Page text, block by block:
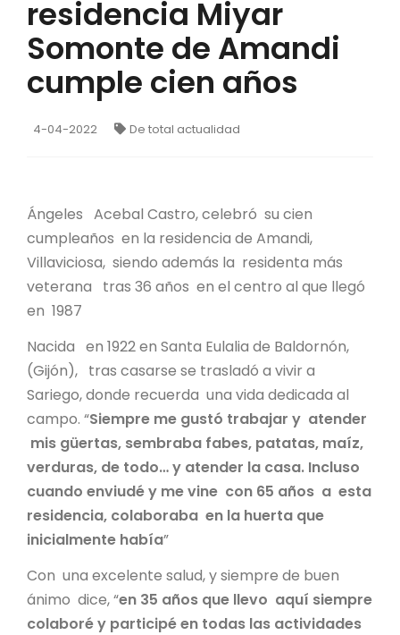
residencia Miyar
Somonte de Amandi
cumple cien años
4-04-2022 De total actualidad
Ángeles Acebal Castro, celebró su cien
cumpleaños en la residencia de Amandi,
Villaviciosa, siendo además la residenta más
veterana tras 36 años en el centro al que llegó
en 1987
Nacida en 1922 en Santa Eulalia de Baldornón,
(Gijón), tras casarse se trasladó a vivir a
Sariego, donde recuerda una vida dedicada al
campo. “Siempre me gustó trabajar y atender
mis güertas, sembraba fabes, patatas, maíz,
verduras, de todo… y atender la casa. Incluso
cuando enviudé y me vine con 65 años a esta
residencia, colaboraba en la huerta que
inicialmente había”
Con una excelente salud, y siempre de buen
ánimo dice, “en 35 años que llevo aquí siempre
colaboré y participé en todas las actividades